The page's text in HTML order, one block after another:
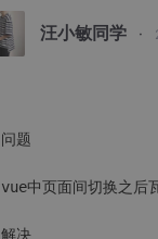
汪小敏同学 ·
问题
vue中页面间切换之
解决